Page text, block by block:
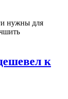
нужны для
к